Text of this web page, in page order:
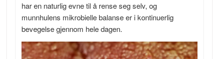
har en naturlig evne til å rense seg selv, og
munnhulens mikrobielle balanse er i kontinuerlig
bevegelse gjennom hele dagen.